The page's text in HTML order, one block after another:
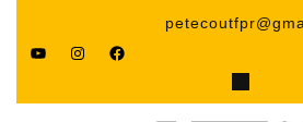
YouTubeInstagramFacebook